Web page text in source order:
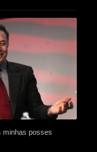
minhas posses